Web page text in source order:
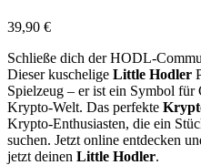
39,90 €
Schließe dich der HODL-
Dieser kuschelige Little Hodler
Spielzeug – er ist ein Symbol
Krypto-Welt. Das perfekte
Krypto-Enthusiasten, die ein
suchen. Jetzt online entdecken
jetzt deinen Little Hodler.